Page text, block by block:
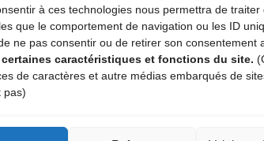
à ces technologies nous permettra de traiter
que le comportement de navigation ou les ID
ne pas consentir ou de retirer son consentement
caractéristiques et fonctions du site.
de caractères et autre médias embarqués de
pas)indiqués avec